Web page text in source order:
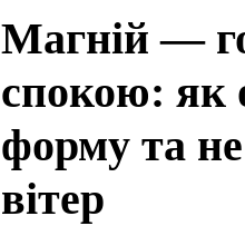
Магній —
спокою: як
форму та
вітер